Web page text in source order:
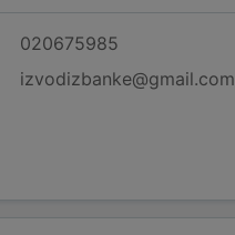
020675985
izvodizbanke@gmail.com